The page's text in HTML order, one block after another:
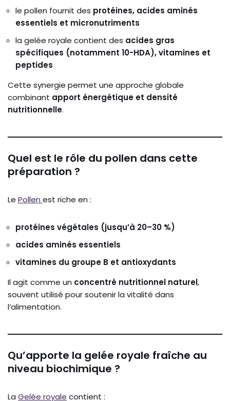
le pollen fournit des protéines, acides aminés
essentiels et micronutriments
la gelée royale contient des acides gras
spécifiques (notamment 10-HDA), vitamines et
peptides
Cette synergie permet une approche globale
combinant apport énergétique et densité
nutritionnelle.
Quel est le rôle du pollen dans cette
préparation ?
Le Pollen est riche en :
protéines végétales (jusqu’à 20–30 %)
acides aminés essentiels
vitamines du groupe B et antioxydants
Il agit comme un concentré nutritionnel naturel,
souvent utilisé pour soutenir la vitalité dans
l’alimentation.
Qu’apporte la gelée royale fraîche au
niveau biochimique ?
La Gelée royale contient :